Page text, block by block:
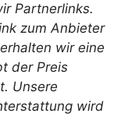
Partnerlinks.
zum Anbieter
wir eine
der Preis
Unsere
wird